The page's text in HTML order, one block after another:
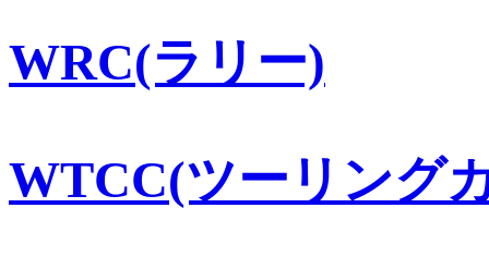
WRC(ラリー)
WTCC(ツーリング